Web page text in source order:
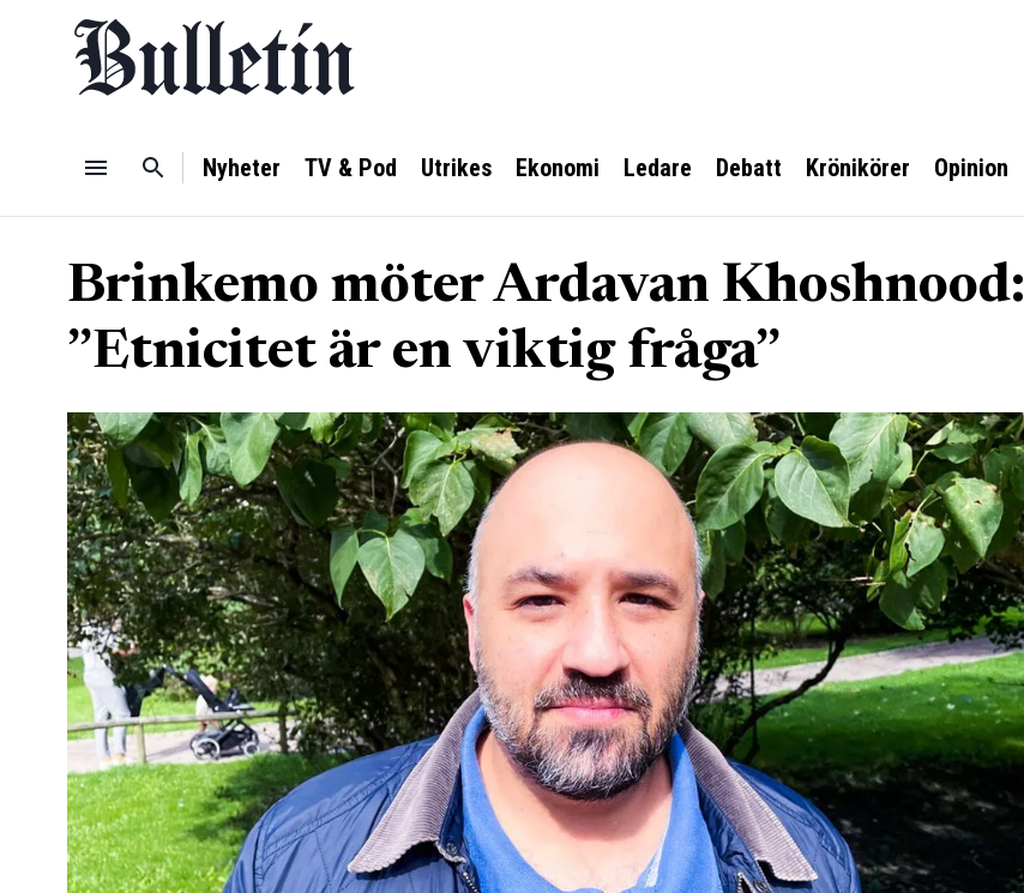
Nyheter TV & Pod Utrikes Ekonomi Ledare Debatt Krönikörer Opinion
Brinkemo möter Ardavan Khoshnood:
”Etnicitet är en viktig fråga”